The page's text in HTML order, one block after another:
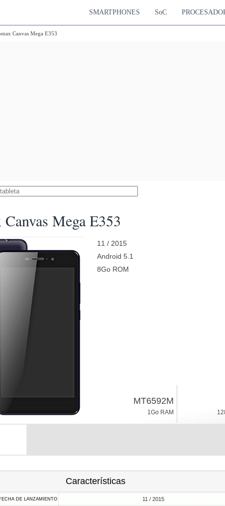
SMARTPHONES SoC
Canvas Mega E353
Mega E353
11 / 2015
Android 5.1
8Go ROM
MT6592M
1Go RAM
Características
DE LANZAMIENTO 11 / 2015